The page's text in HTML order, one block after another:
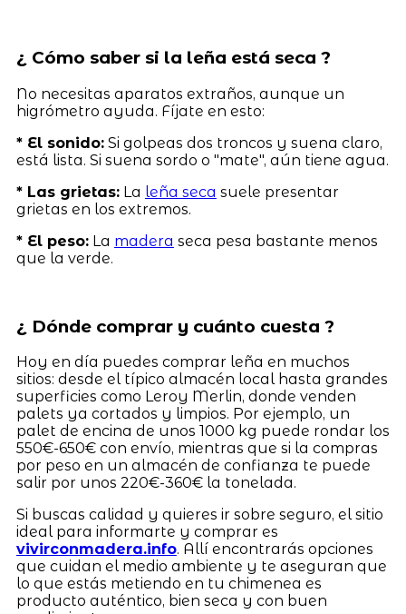
¿ Cómo saber si la leña está seca ?
No necesitas aparatos extraños, aunque un
higrómetro ayuda. Fíjate en esto:
* El sonido:Si golpeas dos troncos y suena claro,
está lista. Si suena sordo o "mate", aún tiene agua.
* Las grietas:La leña seca suele presentar
grietas en los extremos.
* El peso:La madera seca pesa bastante menos
que la verde.
¿ Dónde comprar y cuánto cuesta ?
Hoy en día puedes comprar leña en muchos
sitios: desde el típico almacén local hasta grandes
superficies como Leroy Merlin, donde venden
palets ya cortados y limpios. Por ejemplo, un
palet de encina de unos 1000 kg puede rondar los
550€-650€ con envío, mientras que si la compras
por peso en un almacén de confianza te puede
salir por unos 220€-360€ la tonelada.
Si buscas calidad y quieres ir sobre seguro, el sitio
ideal para informarte y comprar es
vivirconmadera.info. Allí encontrarás opciones
que cuidan el medio ambiente y te aseguran que
lo que estás metiendo en tu chimenea es
producto auténtico, bien seca y con buen